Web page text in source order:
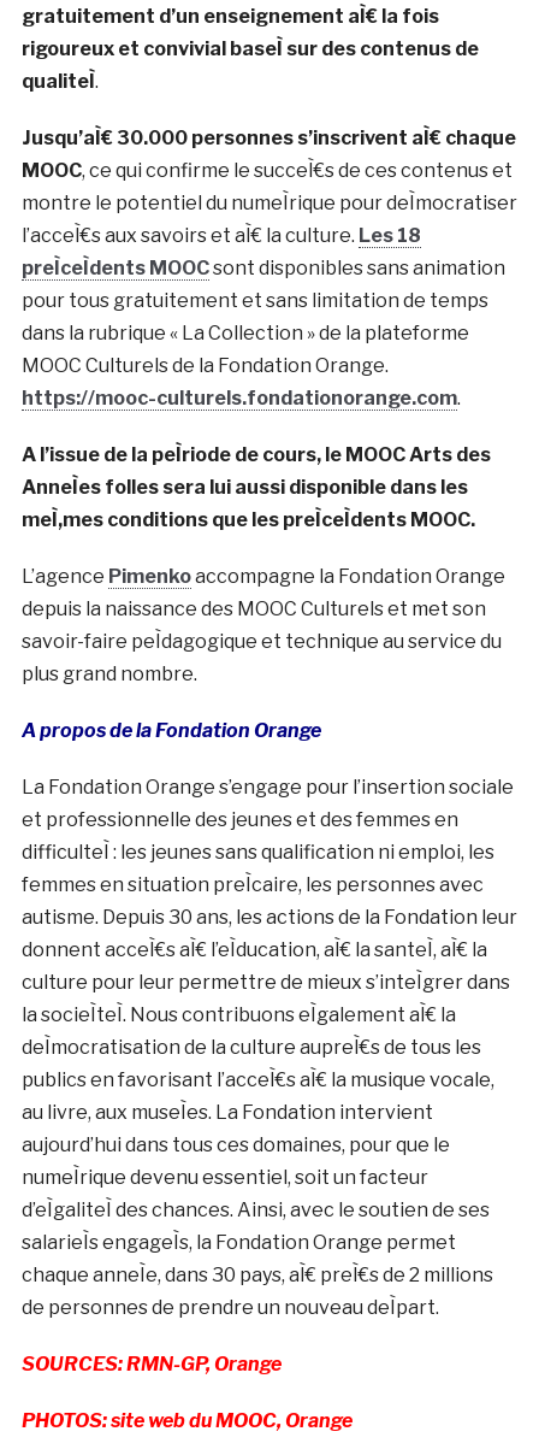
gratuitement d’un enseignement aÌ€ la fois
rigoureux et convivial baseÌ sur des contenus de
qualiteÌ .
Jusqu’aÌ€ 30.000 personnes s’inscrivent aÌ€ chaque
MOOC, ce qui confirme le succeÌ€s de ces contenus et
montre le potentiel du numeÌrique pour deÌmocratiser
l’acceÌ€s aux savoirs et aÌ€ la culture. Les 18
preÌceÌdents MOOCsont disponibles sans animation
pour tous gratuitement et sans limitation de temps
dans la rubrique « La Collection » de la plateforme
MOOC Culturels de la Fondation Orange.
https://mooc-culturels.fondationorange.com.
A l’issue de la peÌriode de cours, le MOOC Arts des
AnneÌes folles sera lui aussi disponible dans les
meÌ‚mes conditions que les preÌceÌdents MOOC.
L’agence Pimenkoaccompagne la Fondation Orange
depuis la naissance des MOOC Culturels et met son
savoir-faire peÌdagogique et technique au service du
plus grand nombre.
A propos de la Fondation Orange
La Fondation Orange s’engage pour l’insertion sociale
et professionnelle des jeunes et des femmes en
difficulteÌ : les jeunes sans qualification ni emploi, les
femmes en situation preÌcaire, les personnes avec
autisme. Depuis 30 ans, les actions de la Fondation leur
donnent acceÌ€s aÌ€ l’eÌducation, aÌ€ la santeÌ, aÌ€ la
culture pour leur permettre de mieux s’inteÌgrer dans
la socieÌteÌ. Nous contribuons eÌgalement aÌ€ la
deÌmocratisation de la culture aupreÌ€s de tous les
publics en favorisant l’acceÌ€s aÌ€ la musique vocale,
au livre, aux museÌes. La Fondation intervient
aujourd’hui dans tous ces domaines, pour que le
numeÌrique devenu essentiel, soit un facteur
d’eÌgaliteÌ des chances. Ainsi, avec le soutien de ses
salarieÌs engageÌs, la Fondation Orange permet
chaque anneÌe, dans 30 pays, aÌ€ preÌ€s de 2 millions
de personnes de prendre un nouveau deÌpart.
SOURCES: RMN-GP, Orange
PHOTOS: site web du MOOC, Orange